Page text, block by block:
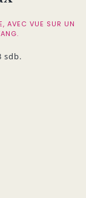
AVEC VUE SUR UN
sdb.